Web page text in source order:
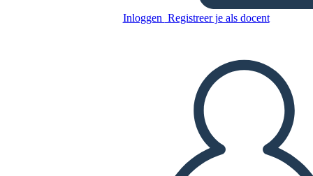
Inloggen Registreer je als docent
Kopieer dit Storyboard
MAAK EEN STORYBOARD
DIAVOORSTELLING AFSPELEN
LEES MIJ VOOR